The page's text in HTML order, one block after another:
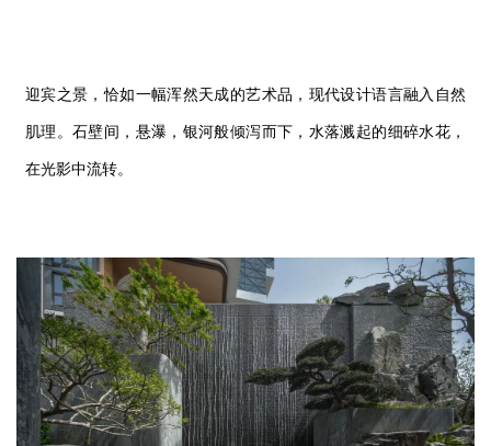
迎宾之景，恰如一幅浑然天成的艺术品，现代设计语言融入自然
肌理。石壁间，悬瀑，银河般倾泻而下，水落溅起的细碎水花，
在光影中流转。